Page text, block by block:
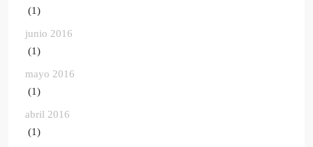
(1)
junio 2016
(1)
mayo 2016
(1)
abril 2016
(1)